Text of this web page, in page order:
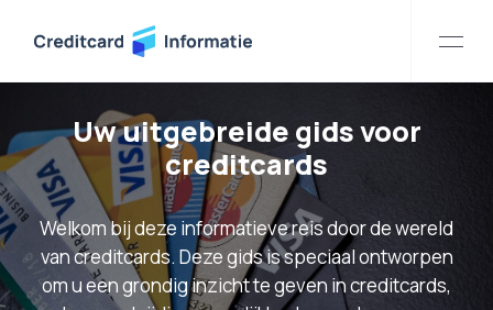
Uw uitgebreide gids voor
creditcards
Welkom bij deze informatieve reis door de wereld
van creditcards. Deze gids is speciaal ontworpen
om u een grondig inzicht te geven in creditcards,